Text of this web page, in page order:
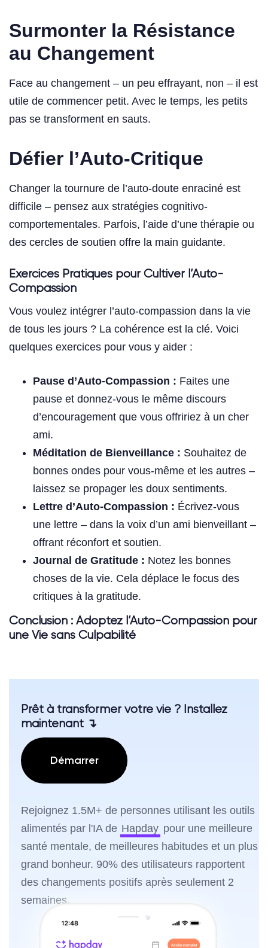
Surmonter la Résistance
au Changement
Face au changement – un peu effrayant, non – il est
utile de commencer petit. Avec le temps, les petits
pas se transforment en sauts.
Défier l’Auto-Critique
Changer la tournure de l’auto-doute enraciné est
difficile – pensez aux stratégies cognitivo-
comportementales. Parfois, l’aide d’une thérapie ou
des cercles de soutien offre la main guidante.
Exercices Pratiques pour Cultiver l’Auto-
Compassion
Vous voulez intégrer l’auto-compassion dans la vie
de tous les jours ? La cohérence est la clé. Voici
quelques exercices pour vous y aider :
Pause d’Auto-Compassion : Faites une
pause et donnez-vous le même discours
d’encouragement que vous offririez à un cher
ami.
Méditation de Bienveillance : Souhaitez de
bonnes ondes pour vous-même et les autres –
laissez se propager les doux sentiments.
Lettre d’Auto-Compassion : Écrivez-vous
une lettre – dans la voix d’un ami bienveillant –
offrant réconfort et soutien.
Journal de Gratitude : Notez les bonnes
choses de la vie. Cela déplace le focus des
critiques à la gratitude.
Conclusion : Adoptez l’Auto-Compassion pour
une Vie sans Culpabilité
Prêt à transformer votre vie ? Installez
maintenant ↴
Démarrer
Rejoignez 1.5M+ de personnes utilisant les outils
alimentés par l'IA de Hapday pour une meilleure
santé mentale, de meilleures habitudes et un plus
grand bonheur. 90% des utilisateurs rapportent
des changements positifs après seulement 2
semaines.